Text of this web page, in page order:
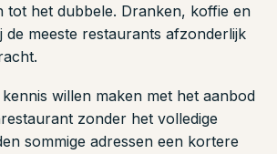
tot het dubbele. Dranken, koffie en
de meeste restaurants afzonderlijk
willen maken met het aanbod
zonder het volledige
sommige adressen een kortere